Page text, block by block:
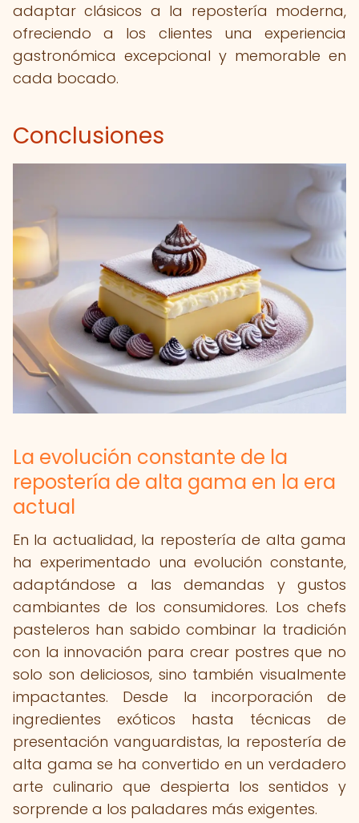
adaptar clásicos a la repostería moderna,
ofreciendo a los clientes una experiencia
gastronómica excepcional y memorable en
cada bocado.
Conclusiones
La evolución constante de la
repostería de alta gama en la era
actual
En la actualidad, la repostería de alta gama
ha experimentado una evolución constante,
adaptándose a las demandas y gustos
cambiantes de los consumidores. Los chefs
pasteleros han sabido combinar la tradición
con la innovación para crear postres que no
solo son deliciosos, sino también visualmente
impactantes. Desde la incorporación de
ingredientes exóticos hasta técnicas de
presentación vanguardistas, la repostería de
alta gama se ha convertido en un verdadero
arte culinario que despierta los sentidos y
sorprende a los paladares más exigentes.